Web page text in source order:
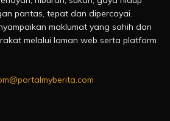
pantas, tepat dan dipercayai.
maklumat yang sahih dan
melalui laman web serta platform